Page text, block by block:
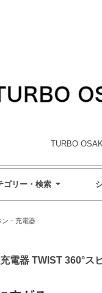
TURBO
ゴリー・検索
・充電器
電器 TWIST 360°ス